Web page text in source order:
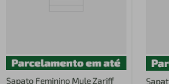
Sapato Feminino Mule Zariff